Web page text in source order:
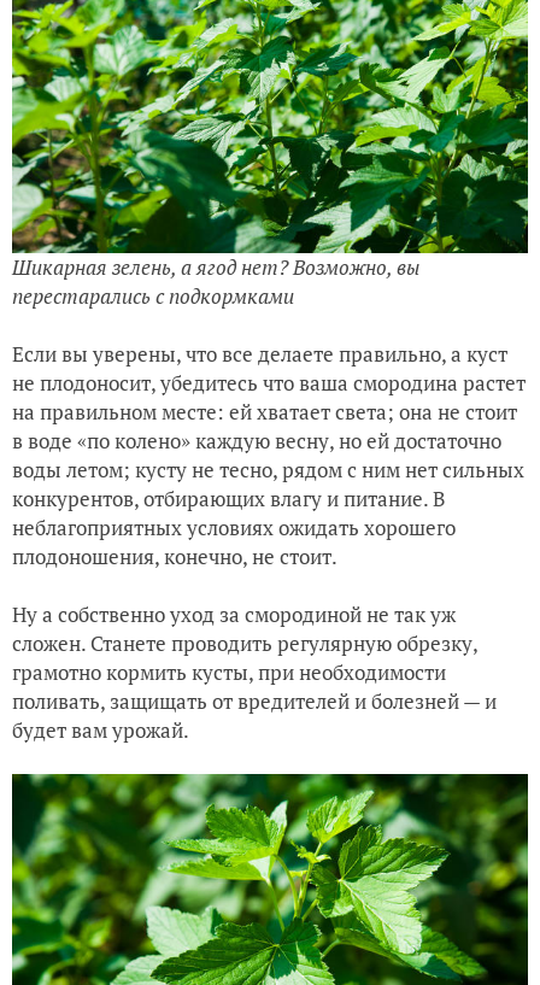
Шикарная зелень, а ягод нет? Возможно, вы
перестарались с подкормками
Если вы уверены, что все делаете правильно, а куст
не плодоносит, убедитесь что ваша смородина растет
на правильном месте: ей хватает света; она не стоит
в воде «по колено» каждую весну, но ей достаточно
воды летом; кусту не тесно, рядом с ним нет сильных
конкурентов, отбирающих влагу и питание. В
неблагоприятных условиях ожидать хорошего
плодоношения, конечно, не стоит.
Ну а собственно уход за смородиной не так уж
сложен. Станете проводить регулярную обрезку,
грамотно кормить кусты, при необходимости
поливать, защищать от вредителей и болезней — и
будет вам урожай.